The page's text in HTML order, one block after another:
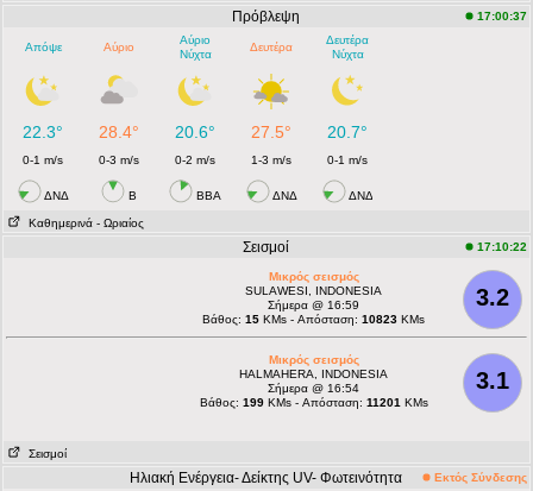
Πρόβλεψη 17:00:37
Απόψε Αύριο
Αύριο
Νύχτα
Δευτέρα
Δευτέρα
Νύχτα
22.3° 28.4° 20.6° 27.5° 20.7°
0-1 m/s 0-3 m/s 0-2 m/s 1-3 m/s 0-1 m/s
ΔΝΔ Β ΒΒΑ ΔΝΔ ΔΝΔ
Καθημερινά - Ωριαίος
Σεισμοί 17:10:22
3.2
Μικρός σεισμός
SULAWESI, INDONESIA
Σήμερα @ 16:59
Βάθος:15 KMs - Απόσταση:10823 KMs
3.1
Μικρός σεισμός
HALMAHERA, INDONESIA
Σήμερα @ 16:54
Βάθος: 199KMs - Απόσταση: 11201 KMs
Σεισμοί
Ηλιακή Ενέργεια- Δείκτης UV- Φωτεινότητα Εκτός Σύνδεσης